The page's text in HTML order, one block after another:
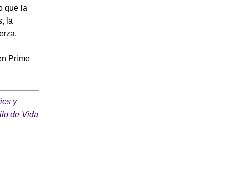
que la
la
Prime
y
de Vida